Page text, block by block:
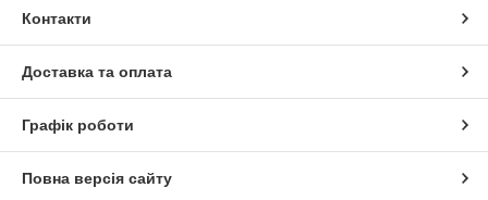
Контакти
Доставка та оплата
Графік роботи
Повна версія сайту